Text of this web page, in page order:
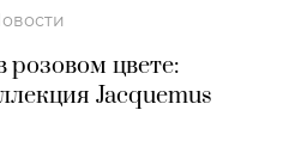
розовом цвете:
Jacquemus